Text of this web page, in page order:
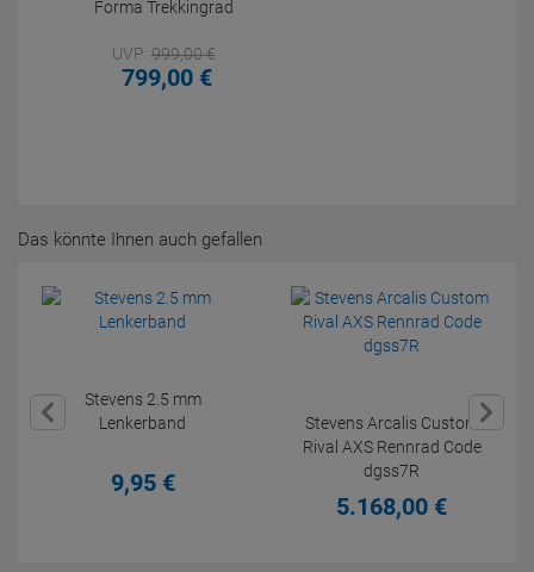
Forma Trekkingrad
UVP:999,00€
799,00 €
Das könnte Ihnen auch gefallen
Stevens 2.5 mm
Lenkerband
9,95 €
Stevens Arcalis Custom
Rival AXS Rennrad Code
dgss7R
5.168,00 €